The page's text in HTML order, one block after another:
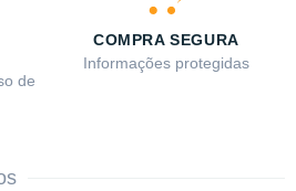
de
COMPRA SEGURA
Informações protegidas